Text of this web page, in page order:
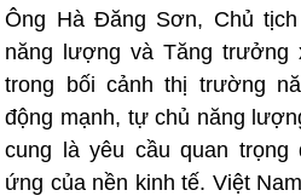
Ông Hà Đăng Sơn, Chủ
năng lượng và Tăng trưởng
trong bối cảnh thị trường
động mạnh, tự chủ năng
cung là yêu cầu quan trọng
ứng của nền kinh tế. Việt